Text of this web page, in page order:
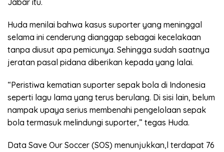
Jabar itu.
Huda menilai bahwa kasus suporter yang meninggal
selama ini cenderung dianggap sebagai kecelakaan
tanpa diusut apa pemicunya. Sehingga sudah saatnya
jeratan pasal pidana diberikan kepada yang lalai.
“Peristiwa kematian suporter sepak bola di Indonesia
seperti lagu lama yang terus berulang. Di sisi lain, belum
nampak upaya serius membenahi pengelolaan sepak
bola termasuk melindungi suporter,” tegas Huda.
Data Save Our Soccer (SOS) menunjukkan,l terdapat 76